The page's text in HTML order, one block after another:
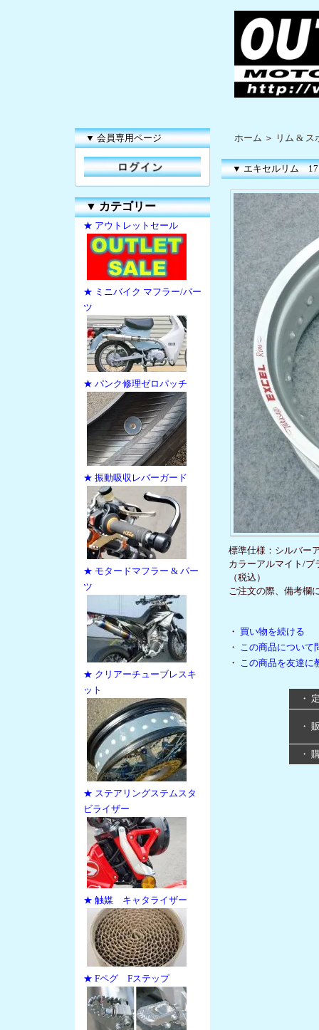
▼ 会員専用ページ
▼カテゴリー
★ アウトレットセール
★ ミニバイク マフラー/パー
ツ
★ パンク修理ゼロパッチ
★ 振動吸収レバーガード
★ モタードマフラー & パー
ツ
★ クリアーチューブレスキ
ット
★ ステアリングステムスタ
ビライザー
★ 触媒 キャタライザー
★ Fペグ Fステップ
ホーム ＞ リム & ス
▼ エキセルリム
標準仕様：シルバー
カラーアルマイト/ブ
（税込）
ご注文の際、備考欄
・ 買い物を続ける
・ この商品について
・ この商品を友達に
・
・
・